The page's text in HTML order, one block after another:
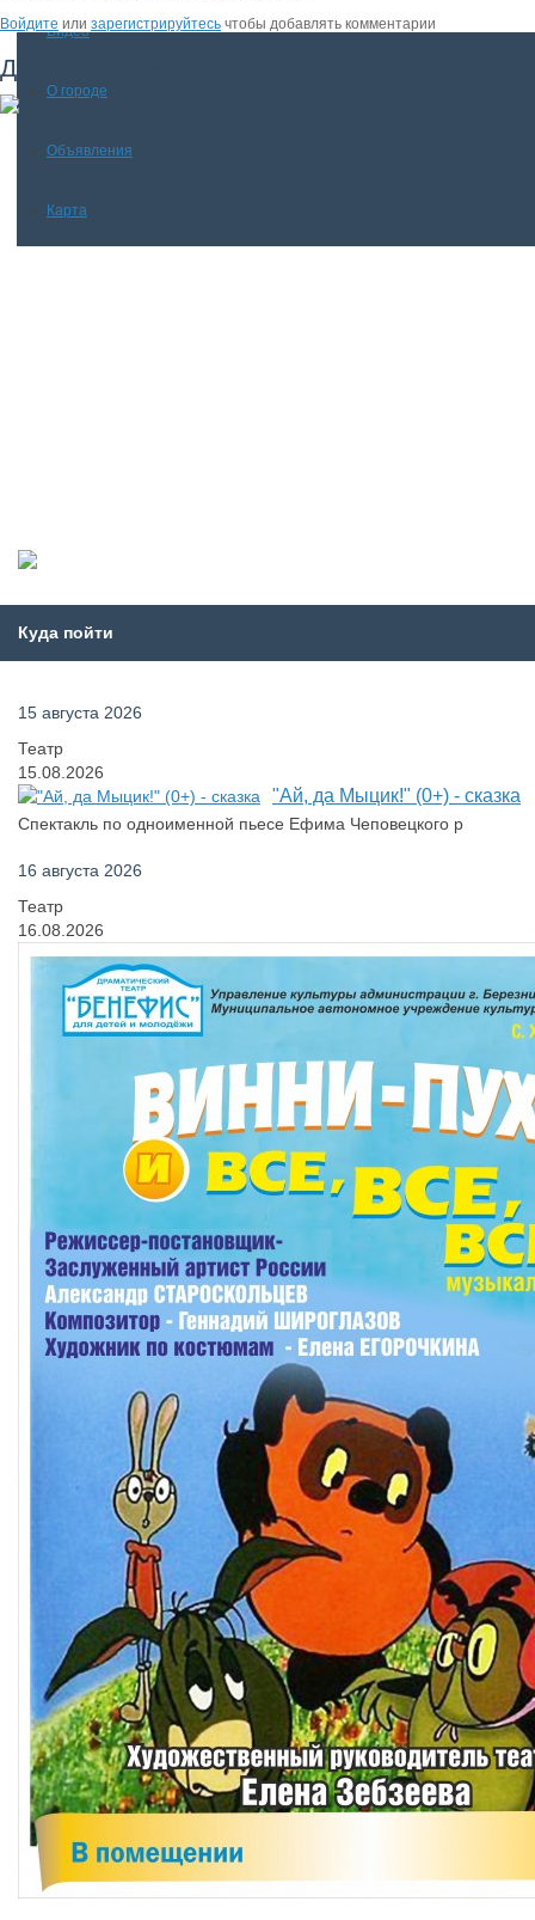
Видео
О городе
Объявления
Карта
Войдите или зарегистрируйтесь чтобы добавлять комментарии
Давайте дружить ;)
Куда пойти
15 августа 2026
Театр
15.08.2026
"Ай, да Мыцик!" (0+) - сказка
Спектакль по одноименной пьесе Ефима Чеповецкого р
16 августа 2026
Театр
16.08.2026